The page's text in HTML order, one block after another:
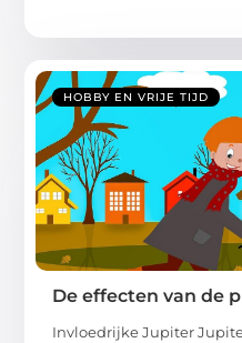
HOBBY EN VRIJE TIJD
De effecten van de
Invloedrijke Jupiter